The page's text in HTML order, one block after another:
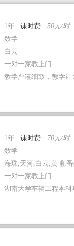
1年 课时费： 50元/时
数学
白云
一对一家教上门
教学严谨细致，教学
1年 课时费： 70元/时
数学
海珠,天河,白云,黄埔,
一对一家教上门
湖南大学车辆工程本